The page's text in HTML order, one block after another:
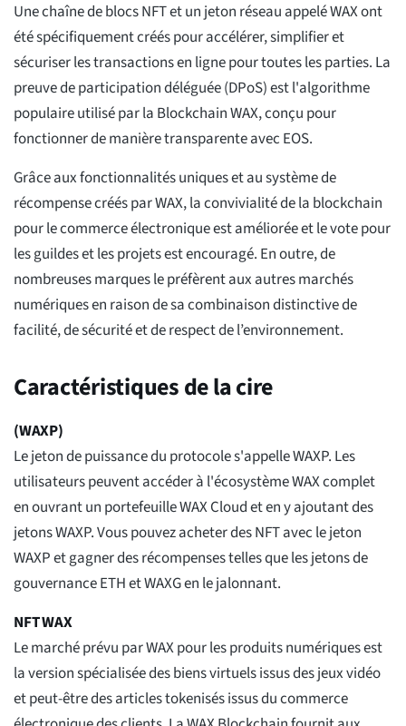
Une chaîne de blocs NFT et un jeton réseau appelé WAX ont
été spécifiquement créés pour accélérer, simplifier et
sécuriser les transactions en ligne pour toutes les parties. La
preuve de participation déléguée (DPoS) est l'algorithme
populaire utilisé par la Blockchain WAX, conçu pour
fonctionner de manière transparente avec EOS.
Grâce aux fonctionnalités uniques et au système de
récompense créés par WAX, la convivialité de la blockchain
pour le commerce électronique est améliorée et le vote pour
les guildes et les projets est encouragé. En outre, de
nombreuses marques le préfèrent aux autres marchés
numériques en raison de sa combinaison distinctive de
facilité, de sécurité et de respect de l’environnement.
Caractéristiques de la cire
(WAXP)
Le jeton de puissance du protocole s'appelle WAXP. Les
utilisateurs peuvent accéder à l'écosystème WAX complet
en ouvrant un portefeuille WAX Cloud et en y ajoutant des
jetons WAXP. Vous pouvez acheter des NFT avec le jeton
WAXP et gagner des récompenses telles que les jetons de
gouvernance ETH et WAXG en le jalonnant.
NFT WAX
Le marché prévu par WAX pour les produits numériques est
la version spécialisée des biens virtuels issus des jeux vidéo
et peut-être des articles tokenisés issus du commerce